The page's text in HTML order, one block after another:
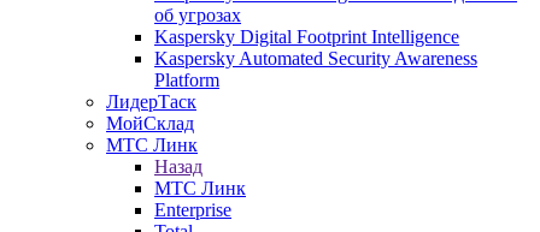
об угрозах
Kaspersky Digital Footprint Intelligence
Kaspersky Automated Security Awareness
Platform
ЛидерТаск
МойСклад
МТС Линк
Назад
МТС Линк
Enterprise